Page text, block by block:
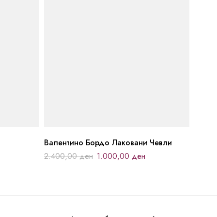
Валентино Бордо Лаковани Чевли
2.400,00ден 1.000,00 ден